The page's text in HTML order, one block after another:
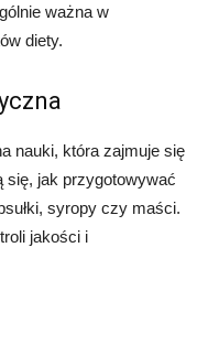
ważna w
diety.
nauki, która zajmuje się
się, jak przygotowywać
syropy czy maści.
jakości i